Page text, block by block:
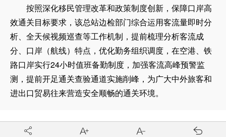
按照深化移民管理改革和政策制度创新，保障口岸高
效通关目标要求，该总站边检部门综合运用客流量即时分
析、全天候视频巡查等工作机制，提前梳理分析客流成
分、口岸（航线）特点，优化勤务组织调度，在空港、铁
路口岸实行24小时值班备勤制度，加强客流高峰预警监
测，提前开足通关查验通道实施削峰，为广大中外旅客和
进出口贸易往来营造安全顺畅的通关环境。